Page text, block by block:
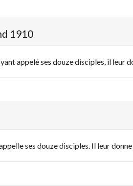
1910
appelé ses douze disciples, il
ses douze disciples. Il leur